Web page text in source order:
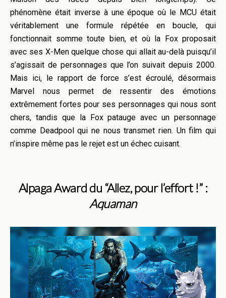
phénomène était inverse à une époque où le MCU était
véritablement une formule répétée en boucle, qui
fonctionnait somme toute bien, et où la Fox proposait
avec ses X-Men quelque chose qui allait au-delà puisqu’il
s’agissait de personnages que l’on suivait depuis 2000.
Mais ici, le rapport de force s’est écroulé, désormais
Marvel nous permet de ressentir des émotions
extrêmement fortes pour ses personnages qui nous sont
chers, tandis que la Fox patauge avec un personnage
comme Deadpool qui ne nous transmet rien. Un film qui
n’inspire même pas le rejet est un échec cuisant.
Alpaga Award du “Allez, pour l’effort !” :
Aquaman